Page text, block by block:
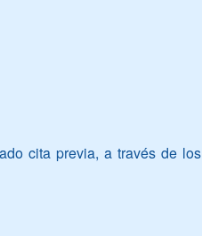
cita previa, a través de los